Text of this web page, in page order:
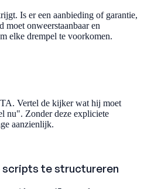
Is er een aanbieding of garantie,
moet onweerstaanbaar en
elke drempel te voorkomen.
Vertel de kijker wat hij moet
nu". Zonder deze expliciete
aanzienlijk.
te structureren